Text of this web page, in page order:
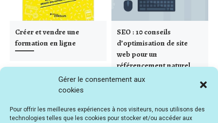
Gérer le consentement aux
cookies
Pour offrir les meilleures expériences à nos visiteurs, nous utilisons des
technologies telles que les cookies pour stocker et/ou accéder aux
Créer et vendre une
formation en ligne
SEO : 10 conseils
d’optimisation de site
web pour un
référencement naturel
réussi